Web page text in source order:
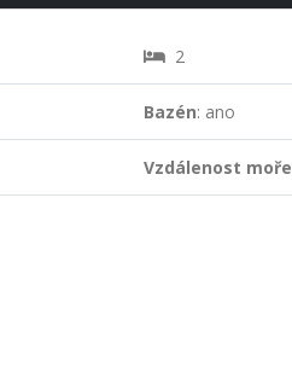
2
Bazén: ano
Vzdálenost moře